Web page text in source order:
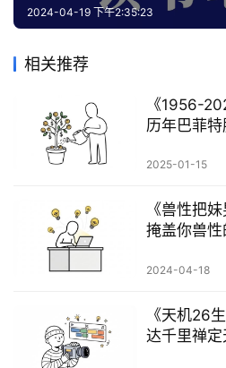
会
2024-04-19 下午2:35:23
相关推荐
《1956-
历年巴菲
2025-01-15
《兽性把
掩盖你兽
2024-04-18
《天机26
达千里禅定